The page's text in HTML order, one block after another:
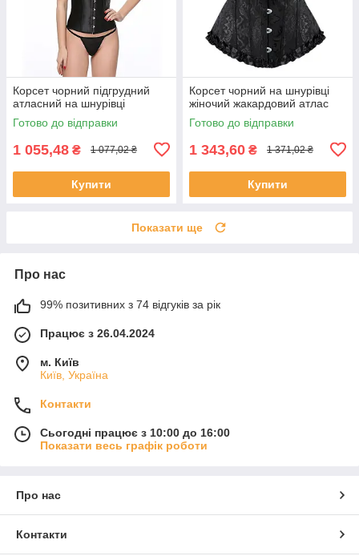
Корсет чорний підгрудний
атласний на шнурівці
Готово до відправки
1 055,48 ₴ 1 077,02 ₴
Купити
Корсет чорний на шнурівці
жіночий жакардовий атлас
Готово до відправки
1 343,60 ₴ 1 371,02 ₴
Купити
Показати ще
Про нас
99% позитивних з 74 відгуків за рік
Працює з 26.04.2024
м. Київ
Київ, Україна
Контакти
Сьогодні працює з 10:00 до 16:00
Показати весь графік роботи
Про нас
Контакти